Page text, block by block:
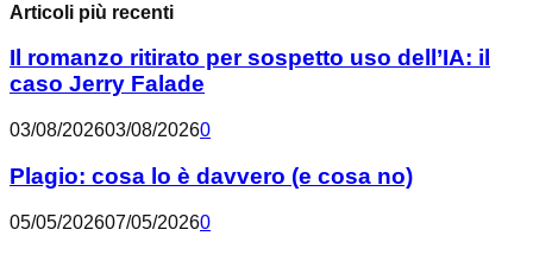
Articoli più recenti
Il romanzo ritirato per sospetto uso dell’IA: il
caso Jerry Falade
03/08/202603/08/20260
Plagio: cosa lo è davvero (e cosa no)
05/05/202607/05/20260